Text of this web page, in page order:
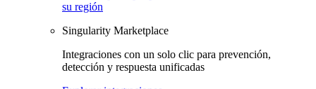
su región
Singularity Marketplace
Integraciones con un solo clic para prevención,
detección y respuesta unificadas